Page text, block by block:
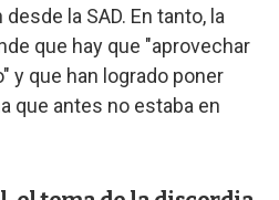
la SAD. En tanto, la
que hay que "aprovechar
y que han logrado poner
que antes no estaba en